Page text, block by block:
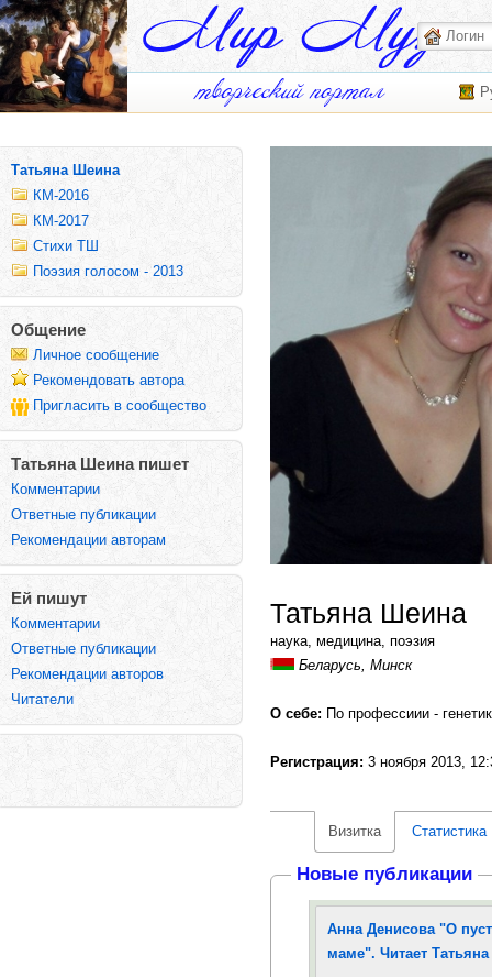
Татьяна Шеина
КМ-2016
КМ-2017
Стихи ТШ
Поэзия голосом - 2013
Общение
Личное сообщение
Рекомендовать автора
Пригласить в сообщество
Татьяна Шеина пишет
Комментарии
Ответные публикации
Рекомендации авторам
Ей пишут
Комментарии
Ответные публикации
Рекомендации авторов
Читатели
Татьяна Шеина
наука, медицина, поэзия
Беларусь, Минск
О себе: По профессиии -
Регистрация: 3 ноября 2013,
Визитка Статистика
Новые публикации
Анна Денисова "О
маме". Читает